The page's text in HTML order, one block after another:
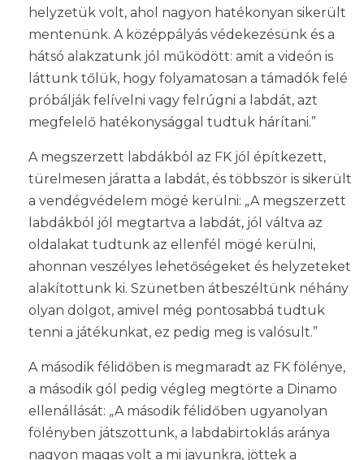
helyzetük volt, ahol nagyon hatékonyan sikerült
mentenünk. A középpályás védekezésünk és a
hátsó alakzatunk jól működött: amit a videón is
láttunk tőlük, hogy folyamatosan a támadók felé
próbálják felívelni vagy felrúgni a labdát, azt
megfelelő hatékonysággal tudtuk hárítani.”
A megszerzett labdákból az FK jól építkezett,
türelmesen járatta a labdát, és többször is sikerült
a vendégvédelem mögé kerülni: „A megszerzett
labdákból jól megtartva a labdát, jól váltva az
oldalakat tudtunk az ellenfél mögé kerülni,
ahonnan veszélyes lehetőségeket és helyzeteket
alakítottunk ki. Szünetben átbeszéltünk néhány
olyan dolgot, amivel még pontosabbá tudtuk
tenni a játékunkat, ez pedig meg is valósult.”
A második félidőben is megmaradt az FK fölénye,
a második gól pedig végleg megtörte a Dinamo
ellenállását: „A második félidőben ugyanolyan
fölényben játszottunk, a labdabirtoklás aránya
nagyon magas volt a mi javunkra, jöttek a